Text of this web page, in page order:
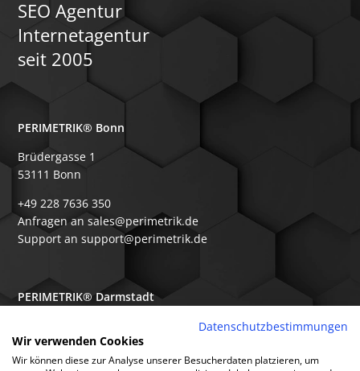
SEO Agentur
Internetagentur
seit 2005
PERIMETRIK® Bonn
Brüdergasse 1
53111 Bonn
+49 228 7636 350
Anfragen an sales@perimetrik.de
Support an support@perimetrik.de
PERIMETRIK® Darmstadt
64367 Mühltal
Datenschutzbestimmungen
Wir verwenden Cookies
Wir können diese zur Analyse unserer Besucherdaten platzieren, um